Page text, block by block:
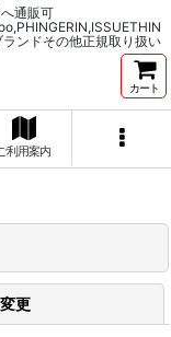
通販可
ンドその他正規取り扱い
カート
利用案内
更